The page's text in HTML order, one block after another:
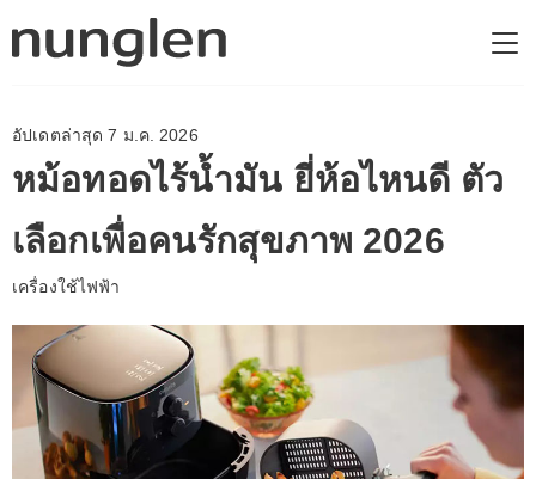
อัปเดตล่าสุด 7 ม.ค. 2026
หม้อทอดไร้น้ำมัน ยี่ห้อไหนดี ตัว
เลือกเพื่อคนรักสุขภาพ 2026
เครื่องใช้ไฟฟ้า